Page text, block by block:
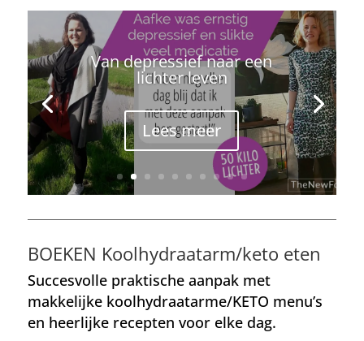
Van depressief naar een
lichter leven
Lees meer
BOEKEN Koolhydraatarm/keto eten
Succesvolle praktische aanpak met
makkelijke koolhydraatarme/KETO menu’s
en heerlijke recepten voor elke dag.